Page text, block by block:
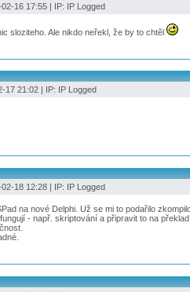
16 17:55 | IP: IP Logged
sloziteho. Ale nikdo neřekl, že by to chtěl
17 21:02 | IP: IP Logged
18 12:28 | IP: IP Logged
na nové Delphi. Už se mi to podařilo
- např. skriptování a připravit to na překlad